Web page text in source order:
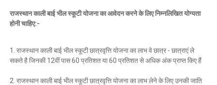
राजस्थान काली बाई भील स्कूटी योजना का आवेदन करने के लिए निम्नलिखित योग्यता
होनी चाहिए:-
1. राजस्थान काली बाई भील स्कूटी छात्रवृत्ति योजना का लाभ वे छात्र - छात्राएं ले
सकते है जिनकी 12वीं पास 60 प्रतिशत या 60 प्रतिशत से अधिक अंक प्राप्त किए हैं
2. राजस्थान काली बाई भील स्कूटी छात्रवृत्ति योजना का लाभ लेने के लिए उनकी जाति